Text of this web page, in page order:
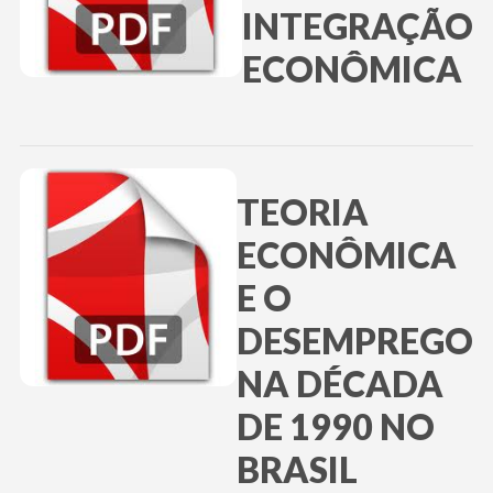
INTEGRAÇÃO
ECONÔMICA
TEORIA
ECONÔMICA
E O
DESEMPREGO
NA DÉCADA
DE 1990 NO
BRASIL